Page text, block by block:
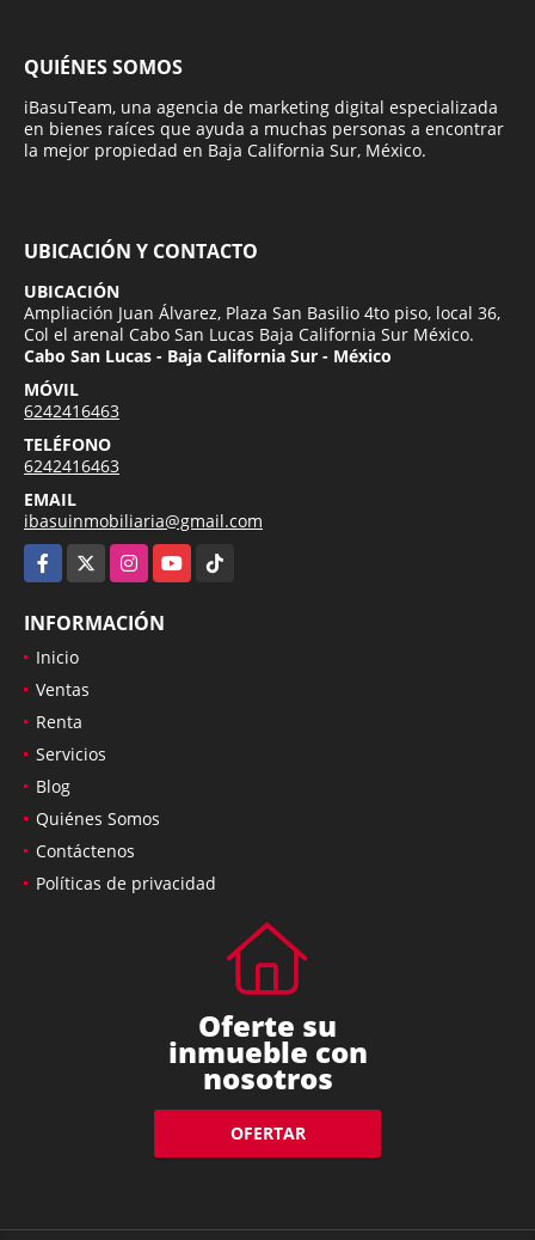
QUIÉNES SOMOS
iBasuTeam, una agencia de marketing digital especializada
en bienes raíces que ayuda a muchas personas a encontrar
la mejor propiedad en Baja California Sur, México.
UBICACIÓN Y CONTACTO
UBICACIÓN
Ampliación Juan Álvarez, Plaza San Basilio 4to piso, local 36,
Col el arenal Cabo San Lucas Baja California Sur México.
Cabo San Lucas - Baja California Sur - México
MÓVIL
6242416463
TELÉFONO
6242416463
EMAIL
ibasuinmobiliaria@gmail.com
Facebook
InstagramYouTubeTikTok
INFORMACIÓN
Inicio
Ventas
Renta
Servicios
Blog
Quiénes Somos
Contáctenos
Políticas de privacidad
Oferte su
inmueble con
nosotros
OFERTAR